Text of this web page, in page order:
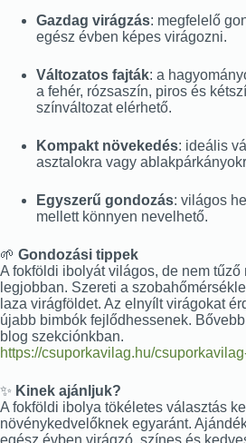
Gazdag virágzás: megfelelő
egész évben képes virágozni.
Változatos fajták: a
a fehér, rózsaszín, piros és
színváltozat elérhető.
Kompakt növekedés: ideális
asztalokra vagy
Egyszerű gondozás: világos
mellett könnyen nevelhető.
🌱 Gondozási tippek
A fokföldi ibolyát világos, de nem tűző
legjobban. Szereti a
laza virágföldet. Az elnyílt virágokat
újabb bimbók fejlődhessenek.
blog szekciónkban.
https://csuporkavilag.hu/
✨ Kinek ajánljuk?
A fokföldi ibolya tökéletes választás
növénykedvelőknek egyaránt.